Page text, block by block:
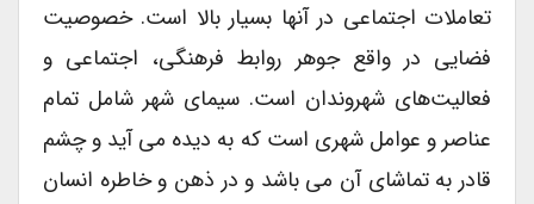
تعاملات اجتماعی در آنها بسیار بالا است. خصوصیت
فضایی در واقع جوهر روابط فرهنگی، اجتماعی و
فعالیت‌های شهروندان است. سیمای شهر شامل تمام
عناصر و عوامل شهری است که به دیده می آید و چشم
قادر به تماشای آن می باشد و در ذهن و خاطره انسان